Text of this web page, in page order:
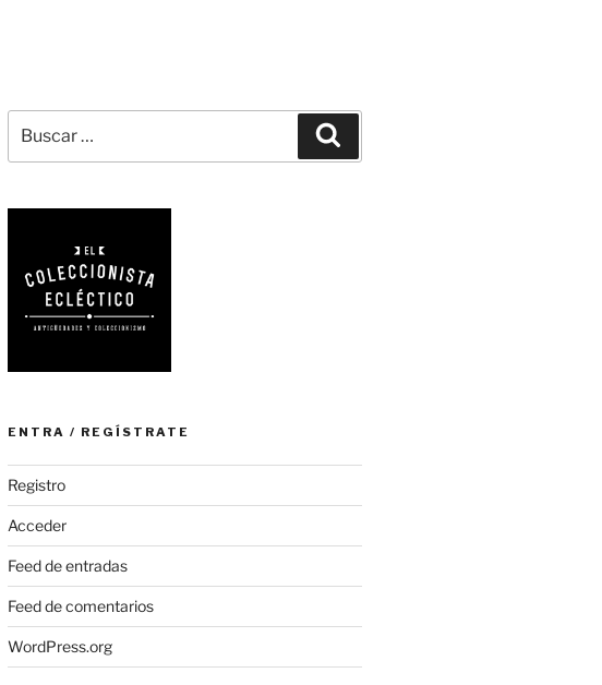
por:
ENTRA / REGÍSTRATE
Registro
Acceder
Feed de entradas
Feed de comentarios
WordPress.org